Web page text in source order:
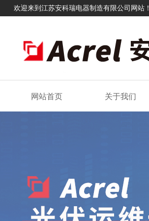
欢迎来到江苏安科瑞电器制造有限公司网站！
网站首页 关于我们